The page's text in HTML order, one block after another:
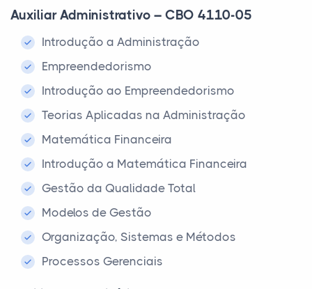
Auxiliar Administrativo – CBO 4110-05
Introdução a Administração
Empreendedorismo
Introdução ao Empreendedorismo
Teorias Aplicadas na Administração
Matemática Financeira
Introdução a Matemática Financeira
Gestão da Qualidade Total
Modelos de Gestão
Organização, Sistemas e Métodos
Processos Gerenciais